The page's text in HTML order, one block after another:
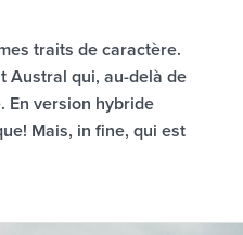
traits de caractère.
Austral qui, au-delà de
En version hybride
Mais, in fine, qui est